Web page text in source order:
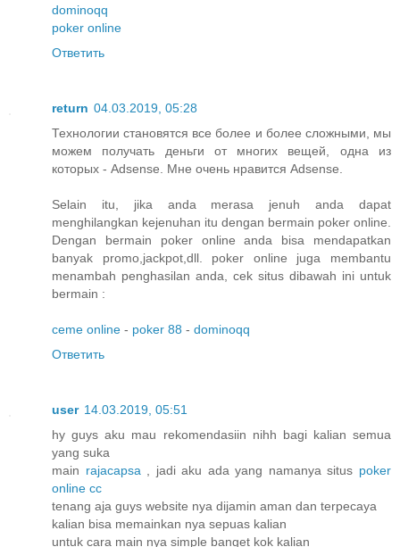
dominoqq
poker online
Ответить
return 04.03.2019, 05:28
Технологии становятся все более и более сложными, мы
можем получать деньги от многих вещей, одна из
которых - Adsense. Мне очень нравится Adsense.
Selain itu, jika anda merasa jenuh anda dapat
menghilangkan kejenuhan itu dengan bermain poker online.
Dengan bermain poker online anda bisa mendapatkan
banyak promo,jackpot,dll. poker online juga membantu
menambah penghasilan anda, cek situs dibawah ini untuk
bermain :
ceme online - poker 88 - dominoqq
Ответить
user 14.03.2019, 05:51
hy guys aku mau rekomendasiin nihh bagi kalian semua
yang suka
main rajacapsa , jadi aku ada yang namanya situs poker
online cc
tenang aja guys website nya dijamin aman dan terpecaya
kalian bisa memainkan nya sepuas kalian
untuk cara main nya simple banget kok kalian